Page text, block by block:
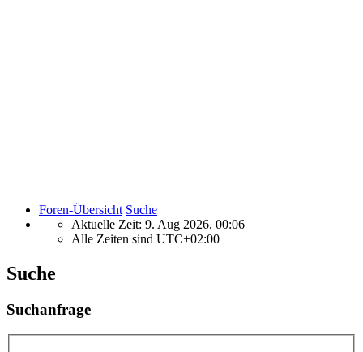
Foren-Übersicht Suche
Aktuelle Zeit: 9. Aug 2026, 00:06
Alle Zeiten sind UTC+02:00
Suche
Suchanfrage